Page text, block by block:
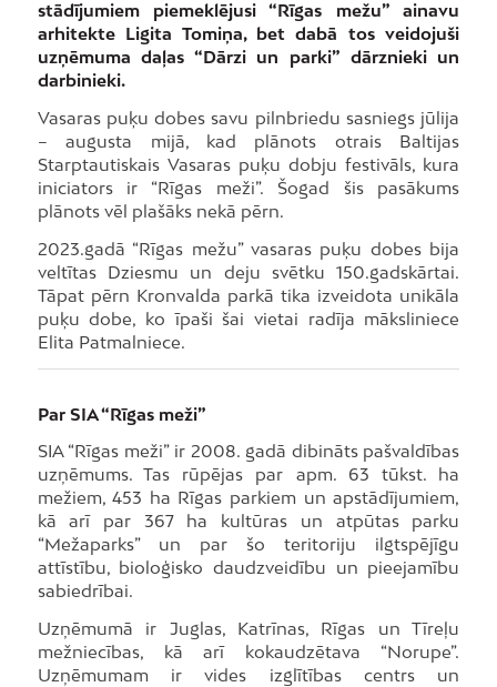
stādījumiem piemeklējusi “Rīgas mežu” ainavu
arhitekte Ligita Tomiņa, bet dabā tos veidojuši
uzņēmuma daļas “Dārzi un parki” dārznieki un
darbinieki.
Vasaras puķu dobes savu pilnbriedu sasniegs jūlija
– augusta mijā, kad plānots otrais Baltijas
Starptautiskais Vasaras puķu dobju festivāls, kura
iniciators ir “Rīgas meži”. Šogad šis pasākums
plānots vēl plašāks nekā pērn.
2023.gadā “Rīgas mežu” vasaras puķu dobes bija
veltītas Dziesmu un deju svētku 150.gadskārtai.
Tāpat pērn Kronvalda parkā tika izveidota unikāla
puķu dobe, ko īpaši šai vietai radīja māksliniece
Elita Patmalniece.
Par SIA “Rīgas meži”
SIA “Rīgas meži” ir 2008. gadā dibināts pašvaldības
uzņēmums. Tas rūpējas par apm. 63 tūkst. ha
mežiem, 453 ha Rīgas parkiem un apstādījumiem,
kā arī par 367 ha kultūras un atpūtas parku
“Mežaparks” un par šo teritoriju ilgtspējīgu
attīstību, bioloģisko daudzveidību un pieejamību
sabiedrībai.
Uzņēmumā ir Juglas, Katrīnas, Rīgas un Tīreļu
mežniecības, kā arī kokaudzētava “Norupe”.
Uzņēmumam ir vides izglītības centrs un